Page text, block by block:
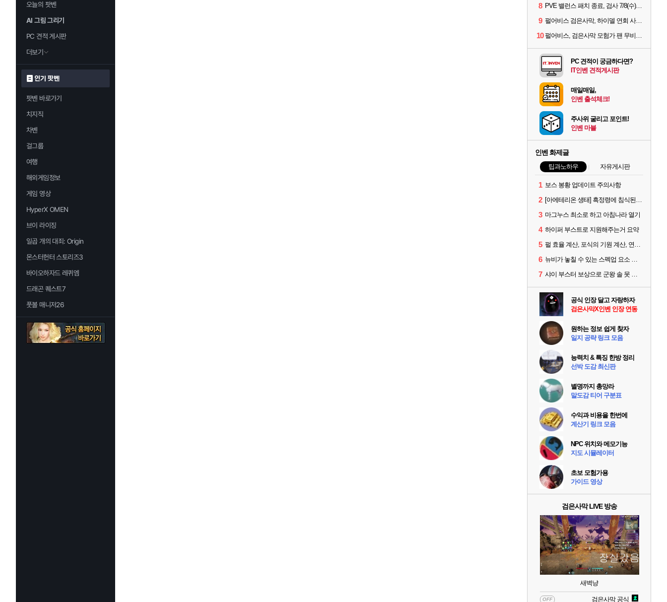
오늘의 팟벤
AI 그림 그리기
PC 견적 게시판
더보기
인기 팟벤
팟벤 바로가기
치지직
차벤
걸그룹
여행
해외게임정보
게임 영상
HyperX OMEN
브이 라이징
일곱 개의 대죄: Origin
몬스터헌터 스토리즈3
바이오하자드 레퀴엠
드래곤 퀘스트7
풋볼 매니저26
8 PVE 밸런스 패치 종료, 검사 7/8(수) 패치 핵심 정리
9 펄어비스 검은사막, 하이델 연회 사전 이벤트 시작
10 펄어비스, 검은사막 모험가 팬 무비 '마디걸스' 글로벌 상영회 개최
PC 견적이 궁금하다면?
IT인벤 견적게시판
매일매일,
인벤 출석체크!
주사위 굴리고 포인트!
인벤 마블
인벤 화제글
팁과노하우 자유게시판
1 보스 봉황 업데이트 주의사항
2 [아에테리온 생태] 흑정령에 침식된 검사/용병
3 마그누스 최소로 하고 아침나라 열기
4 하이퍼 부스트로 지원해주는거 요약
5 펄 효율 계산, 포식의 기원 계산, 연금석 계산 사이트 공유
6 뉴비가 놓칠 수 있는 스펙업 요소 몇가지
7 샤이 부스터 보상으로 군왕 솔 못 만듬
공식 인장 달고 자랑하자
검은사막X인벤 인장 연동
원하는 정보 쉽게 찾자
일지 공략 링크 모음
능력치 & 특징 한방 정리
선박 도감 최신판
별명까지 총망라
말도감 티어 구분표
수익과 비용을 한번에
계산기 링크 모음
NPC 위치와 메모기능
지도 시뮬레이터
초보 모험가용
가이드 영상
검은사막 LIVE 방송
새벽냥
OFF 검은사막 공식